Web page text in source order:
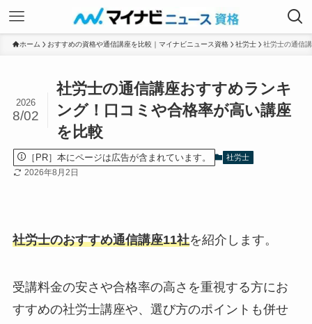
ホーム おすすめの資格や通信講座を比較｜マイナビニュース資格 社労士 社労士の通信
社労士の通信講座おすすめランキ
ング！口コミや合格率が高い講座
を比較
2026
8/02
［PR］本にページは広告が含まれています。 社労士
2026年8月2日
社労士のおすすめ通信講座11社を紹介します。
受講料金の安さや合格率の高さを重視する方にお
すすめの社労士講座や、選び方のポイントも併せ